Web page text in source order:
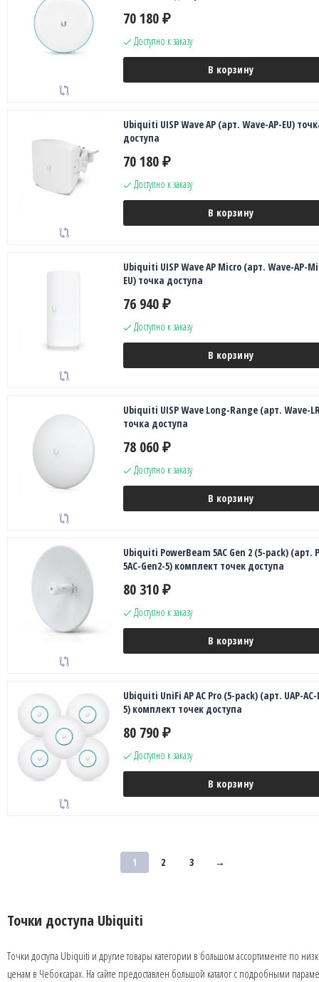
70 180 ₽
Доступно к заказу
В корзину
Ubiquiti UISP Wave AP (арт. Wave-AP-EU)
доступа
70 180 ₽
Доступно к заказу
В корзину
Ubiquiti UISP Wave AP Micro (арт. Wave-AP-
EU) точка доступа
76 940 ₽
Доступно к заказу
В корзину
Ubiquiti UISP Wave Long-Range (арт. Wave-
точка доступа
78 060 ₽
Доступно к заказу
В корзину
Ubiquiti PowerBeam 5AC Gen 2 (5-pack) (арт.
5AC-Gen2-5) комплект точек доступа
80 310 ₽
Доступно к заказу
В корзину
Ubiquiti UniFi AP AC Pro (5-pack) (арт. UAP-AC-
5) комплект точек доступа
80 790 ₽
Доступно к заказу
В корзину
1 2 3 →
Точки доступа Ubiquiti
Точки доступа Ubiquiti и другие товары категории в большом ассортименте по
ценам в Чебоксарах. На сайте предоставлен большой каталог с подробными